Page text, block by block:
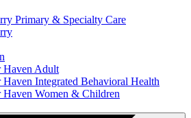
Primary & Specialty Care
Haven Adult
Haven Integrated Behavioral Health
Haven Women & Children